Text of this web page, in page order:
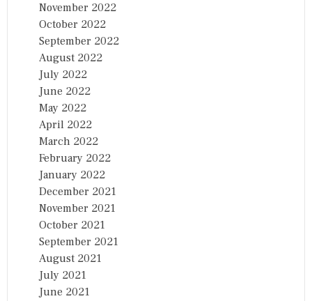
November 2022
October 2022
September 2022
August 2022
July 2022
June 2022
May 2022
April 2022
March 2022
February 2022
January 2022
December 2021
November 2021
October 2021
September 2021
August 2021
July 2021
June 2021